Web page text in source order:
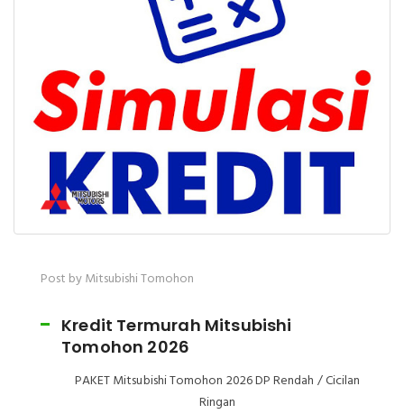
Post by Mitsubishi Tomohon
Kredit Termurah Mitsubishi
Tomohon 2026
PAKET Mitsubishi Tomohon 2026 DP Rendah / Cicilan
Ringan